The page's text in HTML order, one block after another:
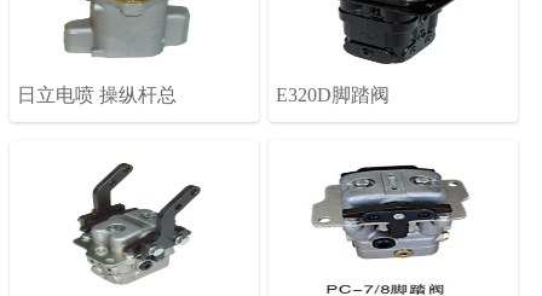
日立电喷 操纵杆总 E320D脚踏阀